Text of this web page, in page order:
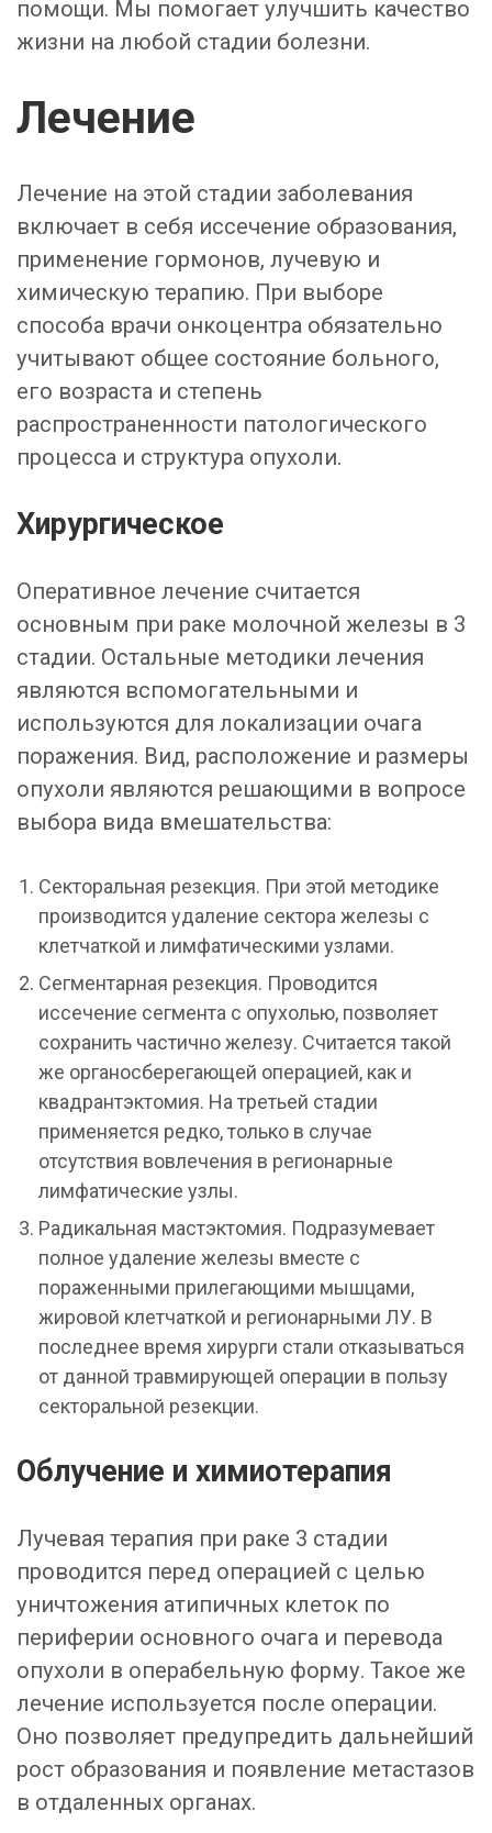
помощи. Мы помогает улучшить качество
жизни на любой стадии болезни.
Лечение
Лечение на этой стадии заболевания
включает в себя иссечение образования,
применение гормонов, лучевую и
химическую терапию. При выборе
способа врачи онкоцентра обязательно
учитывают общее состояние больного,
его возраста и степень
распространенности патологического
процесса и структура опухоли.
Хирургическое
Оперативное лечение считается
основным при раке молочной железы в 3
стадии. Остальные методики лечения
являются вспомогательными и
используются для локализации очага
поражения. Вид, расположение и размеры
опухоли являются решающими в вопросе
выбора вида вмешательства:
Секторальная резекция. При этой методике
производится удаление сектора железы с
клетчаткой и лимфатическими узлами.
Сегментарная резекция. Проводится
иссечение сегмента с опухолью, позволяет
сохранить частично железу. Считается такой
же органосберегающей операцией, как и
квадрантэктомия. На третьей стадии
применяется редко, только в случае
отсутствия вовлечения в регионарные
лимфатические узлы.
Радикальная мастэктомия. Подразумевает
полное удаление железы вместе с
пораженными прилегающими мышцами,
жировой клетчаткой и регионарными ЛУ. В
последнее время хирурги стали отказываться
от данной травмирующей операции в пользу
секторальной резекции.
Облучение и химиотерапия
Лучевая терапия при раке 3 стадии
проводится перед операцией с целью
уничтожения атипичных клеток по
периферии основного очага и перевода
опухоли в операбельную форму. Такое же
лечение используется после операции.
Оно позволяет предупредить дальнейший
рост образования и появление метастазов
в отдаленных органах.